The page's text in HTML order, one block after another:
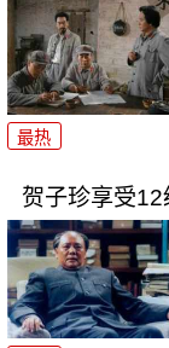
最热
贺子珍享受